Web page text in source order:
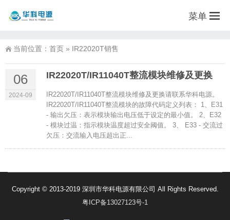
菜单
当前位置： 首页 » IR22020T销售
06
2024-09
IR22020T/IR11040T整流模块维修及更换
IR22020T/IR11040T整流模块维修及更换请联系华科电源。
IR22020T/IR11040T整流模块的故障代码定义列表： 1、E31
- 输出欠压：表示模块输出电压低于设定的最小值。 2、E32
- 模块过温：指示模块温度超过安全阈值。 3、 E33 - 交流过
欠压：交流输入电压超出正...
Copyright © 2013-2019 深圳市华科电源有限公司 All Rights Reserved.
粤ICP备13027123号-1